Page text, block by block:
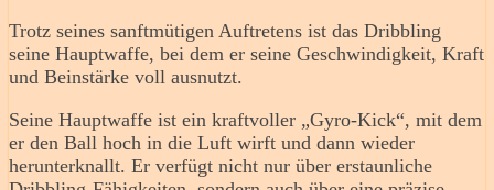
Trotz seines sanftmütigen Auftretens ist das Dribbling
seine Hauptwaffe, bei dem er seine Geschwindigkeit, Kraft
und Beinstärke voll ausnutzt.
Seine Hauptwaffe ist ein kraftvoller „Gyro-Kick“, mit dem
er den Ball hoch in die Luft wirft und dann wieder
herunterknallt. Er verfügt nicht nur über erstaunliche